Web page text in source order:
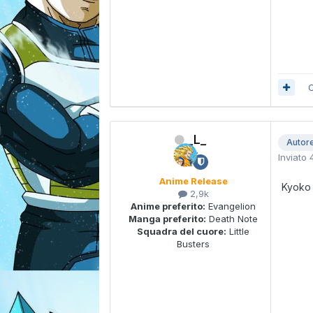
_L_
Anime Release
2,9k
Anime preferito: Evangelion
Manga preferito: Death Note
Squadra del cuore: Little
Busters
Inviato